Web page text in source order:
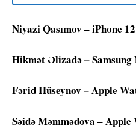
Niyazi Qasımov – iPhone
Hikmət Əlizadə –
Fərid Hüseynov – Apple
Səidə Məmmədova –